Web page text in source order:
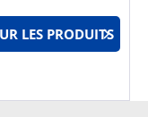
LES PRODUITS